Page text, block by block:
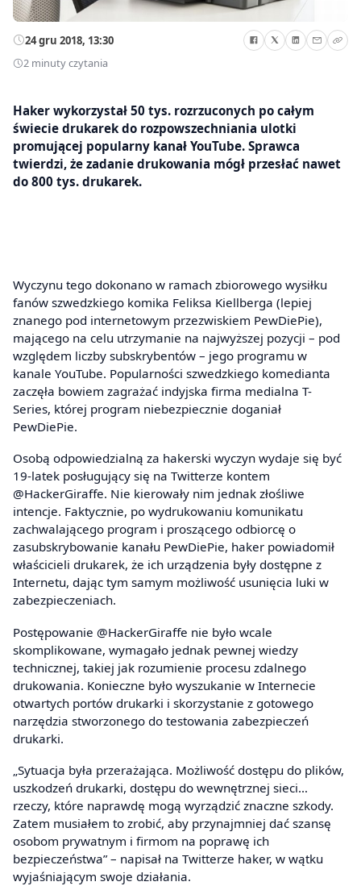
24 gru 2018, 13:30
2 minuty czytania
Haker wykorzystał 50 tys. rozrzuconych po całym
świecie drukarek do rozpowszechniania ulotki
promującej popularny kanał YouTube. Sprawca
twierdzi, że zadanie drukowania mógł przesłać nawet
do 800 tys. drukarek.
Wyczynu tego dokonano w ramach zbiorowego wysiłku
fanów szwedzkiego komika Feliksa Kiellberga (lepiej
znanego pod internetowym przezwiskiem PewDiePie),
mającego na celu utrzymanie na najwyższej pozycji – pod
względem liczby subskrybentów – jego programu w
kanale YouTube. Popularności szwedzkiego komedianta
zaczęła bowiem zagrażać indyjska firma medialna T-
Series, której program niebezpiecznie doganiał
PewDiePie.
Osobą odpowiedzialną za hakerski wyczyn wydaje się być
19-latek posługujący się na Twitterze kontem
@HackerGiraffe. Nie kierowały nim jednak złośliwe
intencje. Faktycznie, po wydrukowaniu komunikatu
zachwalającego program i proszącego odbiorcę o
zasubskrybowanie kanału PewDiePie, haker powiadomił
właścicieli drukarek, że ich urządzenia były dostępne z
Internetu, dając tym samym możliwość usunięcia luki w
zabezpieczeniach.
Postępowanie @HackerGiraffe nie było wcale
skomplikowane, wymagało jednak pewnej wiedzy
technicznej, takiej jak rozumienie procesu zdalnego
drukowania. Konieczne było wyszukanie w Internecie
otwartych portów drukarki i skorzystanie z gotowego
narzędzia stworzonego do testowania zabezpieczeń
drukarki.
„Sytuacja była przerażająca. Możliwość dostępu do plików,
uszkodzeń drukarki, dostępu do wewnętrznej sieci…
rzeczy, które naprawdę mogą wyrządzić znaczne szkody.
Zatem musiałem to zrobić, aby przynajmniej dać szansę
osobom prywatnym i firmom na poprawę ich
bezpieczeństwa” – napisał na Twitterze haker, w wątku
wyjaśniającym swoje działania.